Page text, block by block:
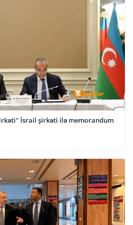
İsrail şirkəti ilə memorandum